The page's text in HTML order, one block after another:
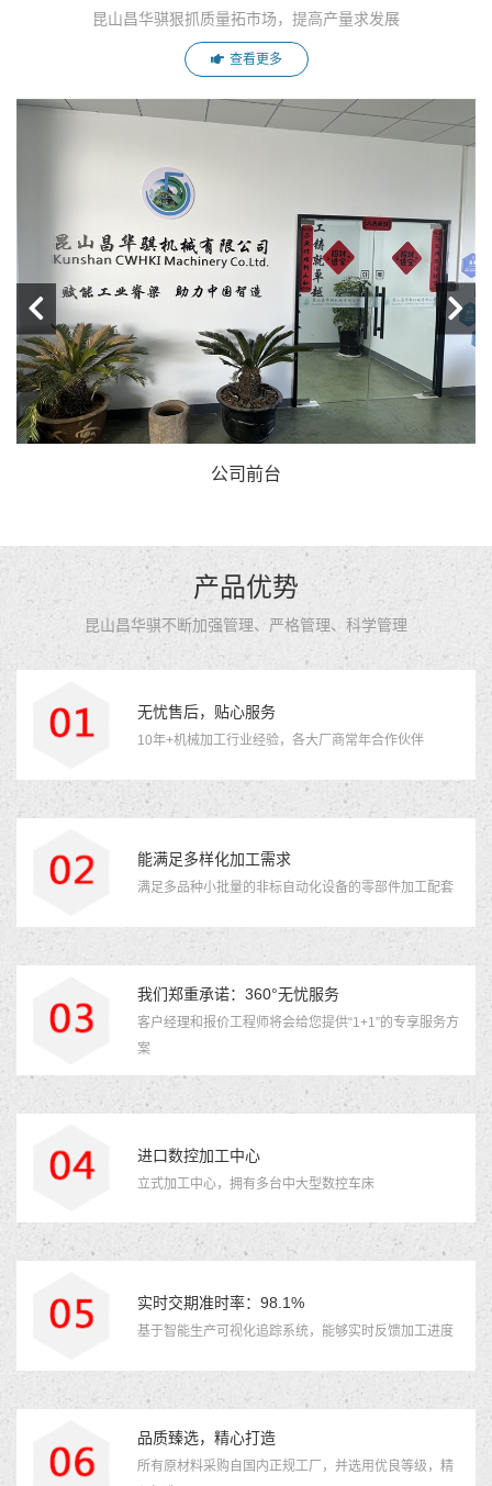
昆山昌华骐狠抓质量拓市场，提高产量求发展
查看更多
公司前台
产品优势
昆山昌华骐不断加强管理、严格管理、科学管理
无忧售后，贴心服务
10年+机械加工行业经验，各大厂商常年合作伙伴
能满足多样化加工需求
满足多品种小批量的非标自动化设备的零部件加工配套
我们郑重承诺：360°无忧服务
客户经理和报价工程师将会给您提供“1+1”的专享服务方
案
进口数控加工中心
立式加工中心，拥有多台中大型数控车床
实时交期准时率：98.1%
基于智能生产可视化追踪系统，能够实时反馈加工进度
品质臻选，精心打造
所有原材料采购自国内正规工厂，并选用优良等级，精